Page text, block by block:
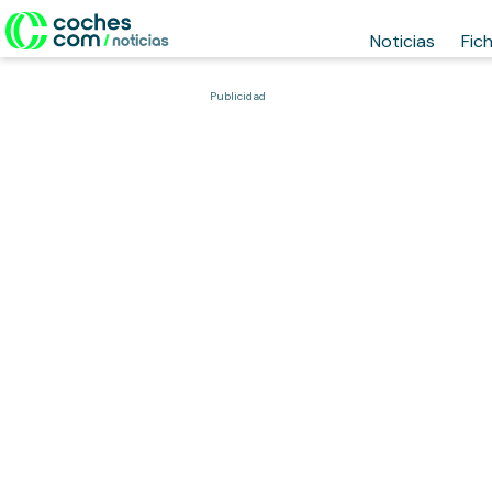
Noticias
Publicidad